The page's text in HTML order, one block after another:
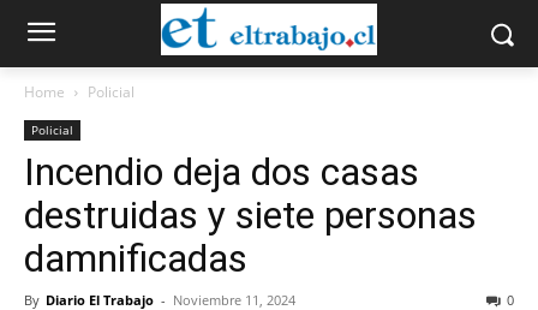
Home Policial
Policial
Incendio deja dos casas
destruidas y siete personas
damnificadas
By Diario El Trabajo - Noviembre 11, 2024 0